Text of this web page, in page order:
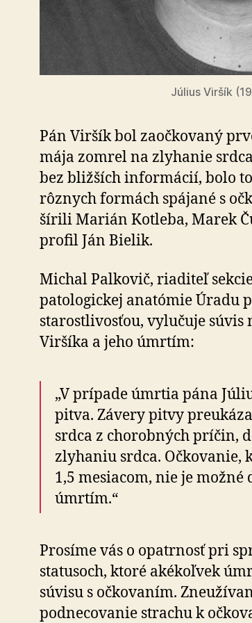
Július Viršík
Pán Viršík bol zaočkovaný
mája zomrel na zlyhanie
bez bližších informácií, bolo
rôznych formách spájané s
šírili Marián Kotleba, Marek
profil Ján Bielik.
Michal Palkovič, riaditeľ
patologickej anatómie Úradu
starostlivosťou, vylučuje
Viršíka a jeho úmrtím:
„V prípade úmrtia pána
pitva. Závery pitvy
srdca z chorobných príčin,
zlyhaniu srdca. Očkovanie,
1,5 mesiacom, nie je možné
úmrtím.“
Prosíme vás o opatrnosť pri
statusoch, ktoré akékoľvek
súvisu s očkovaním.
podnecovanie strachu k